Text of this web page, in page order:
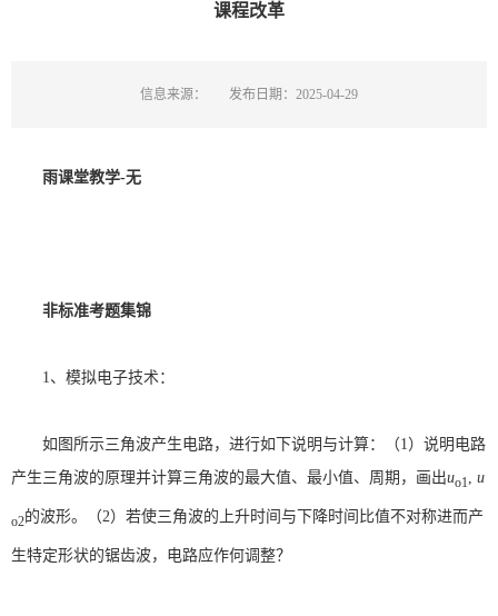
课程改革
信息来源： 发布日期：2025-04-29
雨课堂教学-无
非标准考题集锦
1、模拟电子技术：
如图所示三角波产生电路，进行如下说明与计算：（1）说明电路
产生三角波的原理并计算三角波的最大值、最小值、周期，画出uo1, u
o2的波形。（2）若使三角波的上升时间与下降时间比值不对称进而产
生特定形状的锯齿波，电路应作何调整？